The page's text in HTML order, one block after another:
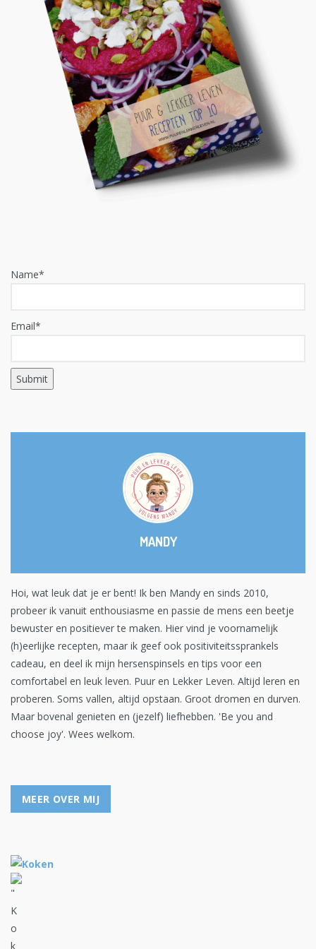
Name*
Email*
MANDY
Hoi, wat leuk dat je er bent! Ik ben Mandy en sinds 2010,
probeer ik vanuit enthousiasme en passie de mens een beetje
bewuster en positiever te maken. Hier vind je voornamelijk
(h)eerlijke recepten, maar ik geef ook positiviteitssprankels
cadeau, en deel ik mijn hersenspinsels en tips voor een
comfortabel en leuk leven. Puur en Lekker Leven. Altijd leren en
proberen. Soms vallen, altijd opstaan. Groot dromen en durven.
Maar bovenal genieten en (jezelf) liefhebben. 'Be you and
choose joy'. Wees welkom.
MEER OVER MIJ